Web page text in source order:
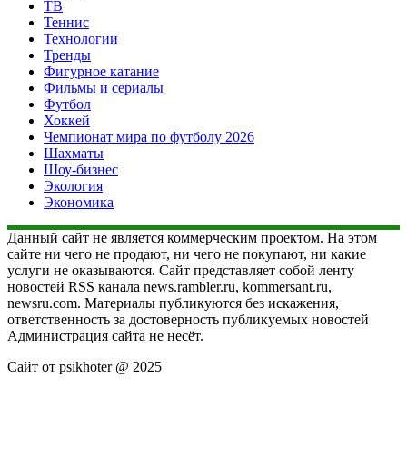
ТВ
Теннис
Технологии
Тренды
Фигурное катание
Фильмы и сериалы
Футбол
Хоккей
Чемпионат мира по футболу 2026
Шахматы
Шоу-бизнес
Экология
Экономика
Данный сайт не является коммерческим проектом. На этом
сайте ни чего не продают, ни чего не покупают, ни какие
услуги не оказываются. Сайт представляет собой ленту
новостей RSS канала news.rambler.ru, kommersant.ru,
newsru.com. Материалы публикуются без искажения,
ответственность за достоверность публикуемых новостей
Администрация сайта не несёт.
Сайт от psikhoter @ 2025